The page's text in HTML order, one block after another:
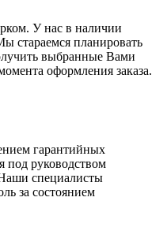
У нас в наличии
стараемся планировать
выбранные Вами
оформления заказа.
гарантийных
под руководством
специалисты
за состоянием